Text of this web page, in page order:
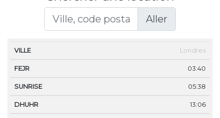
Aller
VILLE ASSERLondres
03:40
05:38
13:06